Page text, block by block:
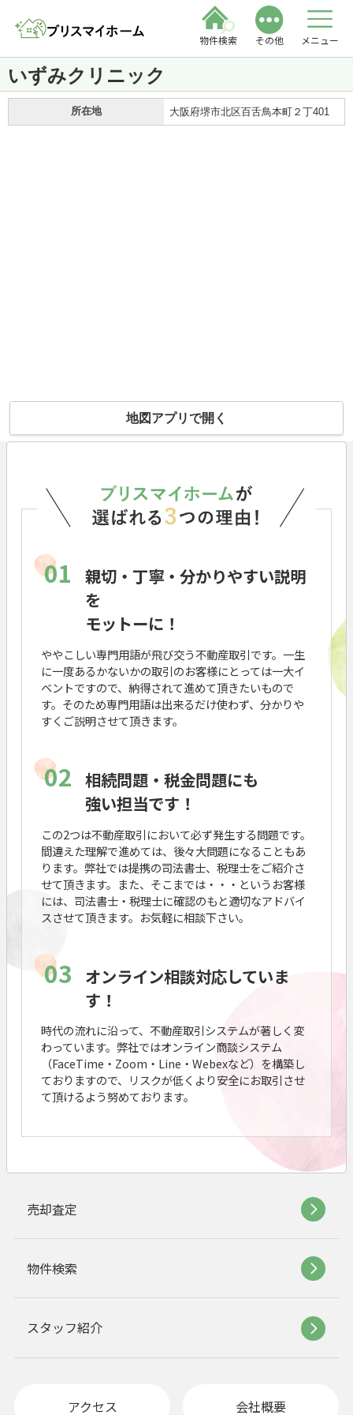
物件検索 その他 メニュー
いずみクリニック
所在地 大阪府堺市北区百舌鳥本町２丁401
地図アプリで開く
01
親切・丁寧・分かりやすい説明
を
モットーに！
ややこしい専門用語が飛び交う不動産取引です。一生
に一度あるかないかの取引のお客様にとっては一大イ
ベントですので、納得されて進めて頂きたいもので
す。そのため専門用語は出来るだけ使わず、分かりや
すくご説明させて頂きます。
02 相続問題・税金問題にも
強い担当です！
この2つは不動産取引において必ず発生する問題です。
間違えた理解で進めては、後々大問題になることもあ
ります。弊社では提携の司法書士、税理士をご紹介さ
せて頂きます。また、そこまでは・・・というお客様
には、司法書士・税理士に確認のもと適切なアドバイ
スさせて頂きます。お気軽に相談下さい。
03
オンライン相談対応していま
す！
時代の流れに沿って、不動産取引システムが著しく変
わっています。弊社ではオンライン商談システム
（FaceTime・Zoom・Line・Webexなど）を構築し
ておりますので、リスクが低くより安全にお取引させ
て頂けるよう努めております。
売却査定
物件検索
スタッフ紹介
アクセス 会社概要